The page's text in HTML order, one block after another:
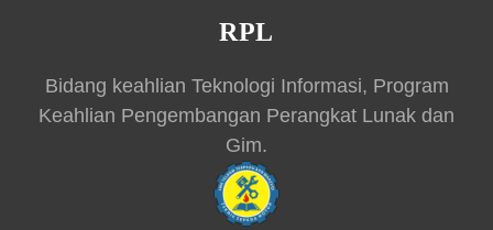
RPL
Bidang keahlian Teknologi Informasi, Program
Keahlian Pengembangan Perangkat Lunak dan
Gim.